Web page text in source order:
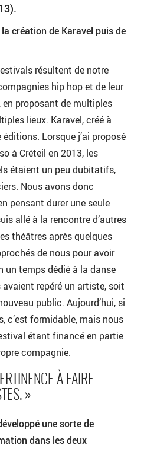
la création de Karavel puis de
résultent de notre
hip hop et de leur
en proposant de multiples
lieux. Karavel, créé à
Lorsque j’ai proposé
à Créteil en 2013, les
étaient un peu dubitatifs,
Nous avons donc
pensant durer une seule
allé à la rencontre d’autres
théâtres après quelques
de nous pour avoir
un temps dédié à la danse
avaient repéré un artiste, soit
public. Aujourd’hui, si
c’est formidable, mais nous
étant financé en partie
compagnie.
À FAIRE
»
une sorte de
dans les deux